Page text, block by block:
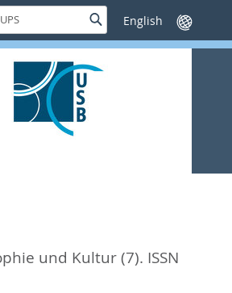
SucheSprache
wechseln
und Kultur (7). ISSN